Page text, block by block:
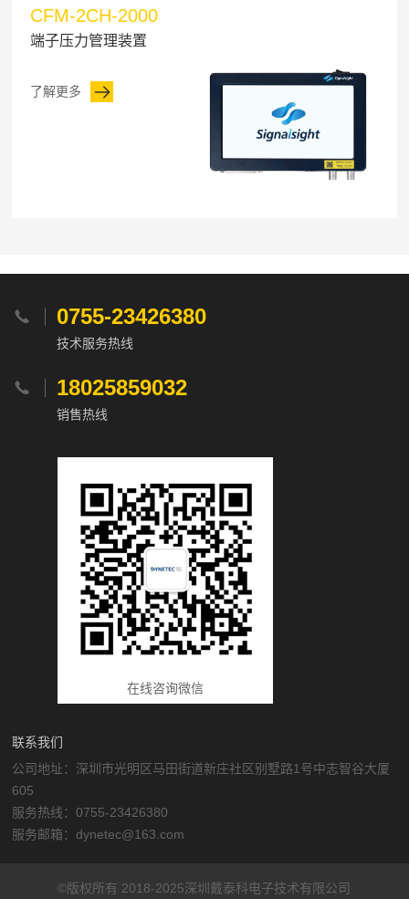
CFM-2CH-2000
端子压力管理装置
了解更多
 0755-23426380
技术服务热线
 18025859032
销售热线
在线咨询微信
联系我们
公司地址：深圳市光明区马田街道新庄社区别墅路1号中志智谷大厦
605
服务热线：0755-23426380
服务邮箱：dynetec@163.com
©版权所有 2018-2025深圳戴泰科电子技术有限公司